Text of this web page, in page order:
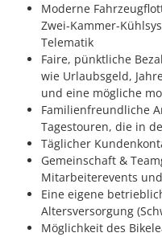
Moderne
Zwei-Kammer-
Telematik
Faire, pünktliche
wie Urlaubsgeld,
und eine mögliche
Familienfreundliche
Tagestouren, die in
Täglicher
Gemeinschaft &
Mitarbeiterevents
Eine eigene
Altersversorgung
Möglichkeit des